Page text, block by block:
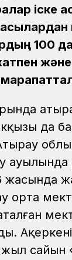
іске
100
да
ауылында
жасында
орта
жыл сайын